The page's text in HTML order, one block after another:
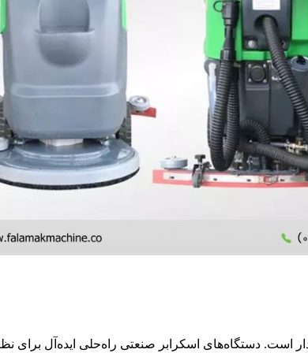
است. دستگاه‌های اسکرابر صنعتی راه‌حلی ایده‌آل برای